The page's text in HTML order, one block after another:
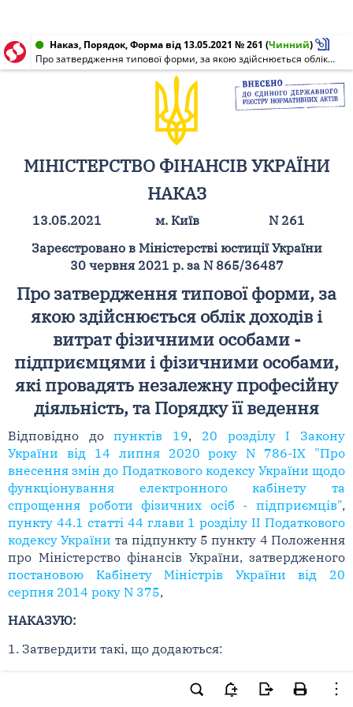
Наказ, Порядок, Форма від 13.05.2021 № 261 (Чинний)
Про затвердження типової форми, за якою здійснюється облік доходів і витрат фізичними особами - підприємцями і фізичними особами, які провадять незалежну професійну діяльність, та Порядку її ведення